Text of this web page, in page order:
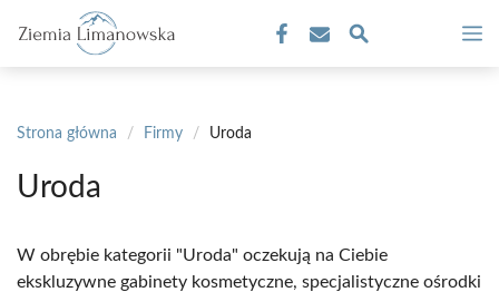
treści
Strona główna / Firmy / Uroda
Uroda
W obrębie kategorii "Uroda" oczekują na Ciebie
ekskluzywne gabinety kosmetyczne, specjalistyczne ośrodki